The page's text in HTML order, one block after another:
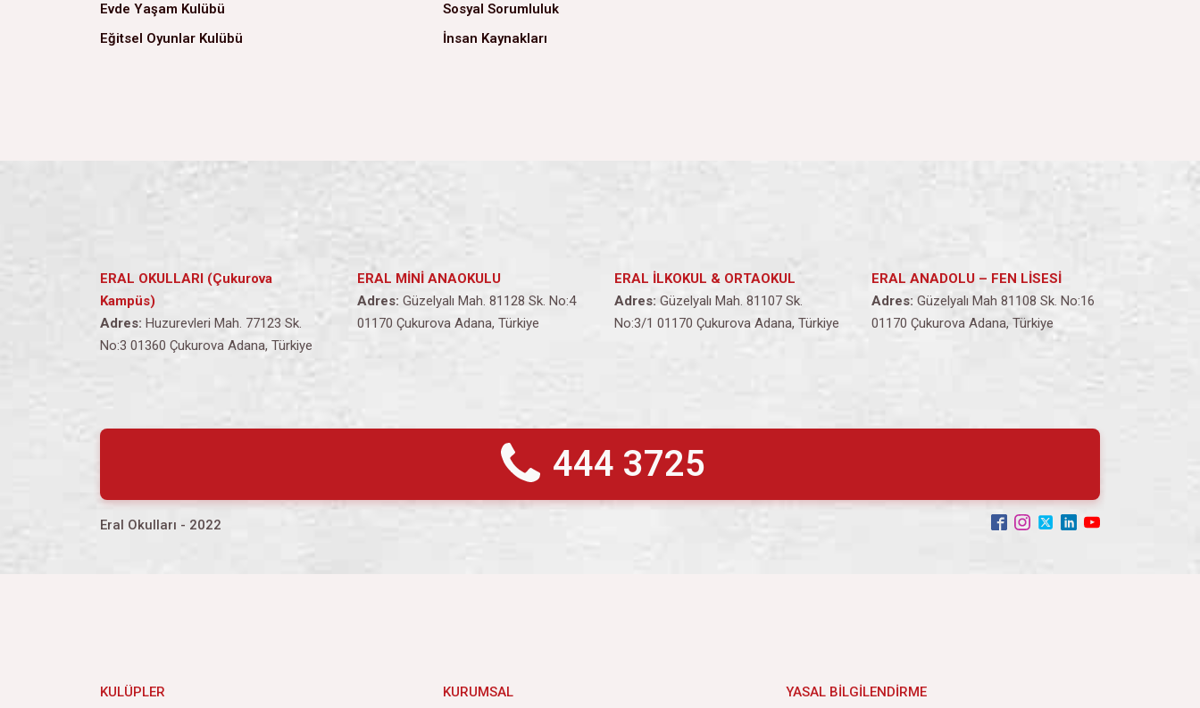
Evde Yaşam Kulübü
Eğitsel Oyunlar Kulübü
Sosyal Sorumluluk
İnsan Kaynakları
ERAL OKULLARI (Çukurova
Kampüs)
Adres: Huzurevleri Mah. 77123 Sk.
No:3 01360 Çukurova Adana, Türkiye
ERAL MİNİ ANAOKULU
Adres: Güzelyalı Mah. 81128 Sk. No:4
01170 Çukurova Adana, Türkiye
ERAL İLKOKUL & ORTAOKUL
Adres: Güzelyalı Mah. 81107 Sk.
No:3/1 01170 Çukurova Adana, Türkiye
ERAL ANADOLU – FEN LİSESİ
Adres: Güzelyalı Mah 81108 Sk. No:16
01170 Çukurova Adana, Türkiye
444 3725
Eral Okulları - 2022
KULÜPLER KURUMSAL YASAL BILGILENDIRME